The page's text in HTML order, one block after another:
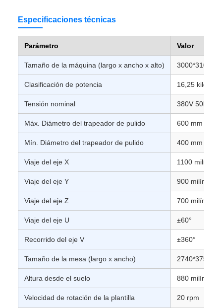
Especificaciones técnicas
Parámetro Valor
Tamaño de la máquina (largo x ancho x alto)
Clasificación de potencia 16,25
Tensión nominal 380V 50Hz
Máx. Diámetro del trapeador de pulido 600 mm
Mín. Diámetro del trapeador de pulido 400 mm
Viaje del eje X 1100
Viaje del eje Y 900
Viaje del eje Z 700
Viaje del eje U ±60°
Recorrido del eje V ±360°
Tamaño de la mesa (largo x ancho) 2740*375
Altura desde el suelo 880
Velocidad de rotación de la plantilla 20 rpm